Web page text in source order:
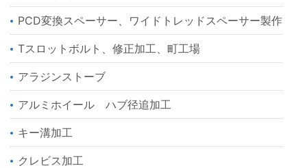
PCD変換スペーサー、ワイドトレッドスペーサー製作
Tスロットボルト、修正加工、町工場
アラジンストーブ
アルミホイール ハブ径追加工
キー溝加工
クレビス加工